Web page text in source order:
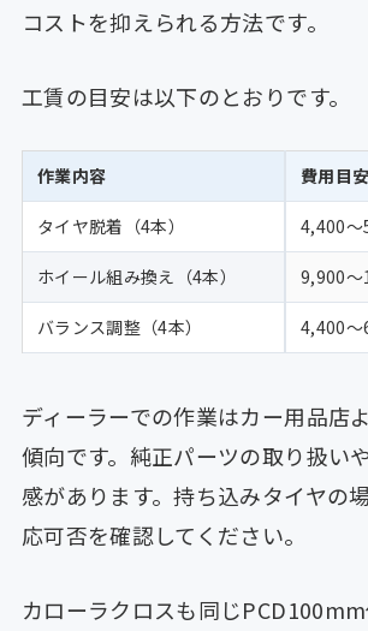
コストを抑えられる方法です。
工賃の目安は以下のとおりです。
作業内容 費用目
タイヤ脱着（4本） 4,400
ホイール組み換え（4本） 9,900
バランス調整（4本） 4,400
ディーラーでの作業はカー用品店
傾向です。純正パーツの取り扱い
感があります。持ち込みタイヤの
応可否を確認してください。
カローラクロスも同じ